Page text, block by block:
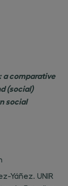
a comparative
(social)
social
Yáñez. UNIR